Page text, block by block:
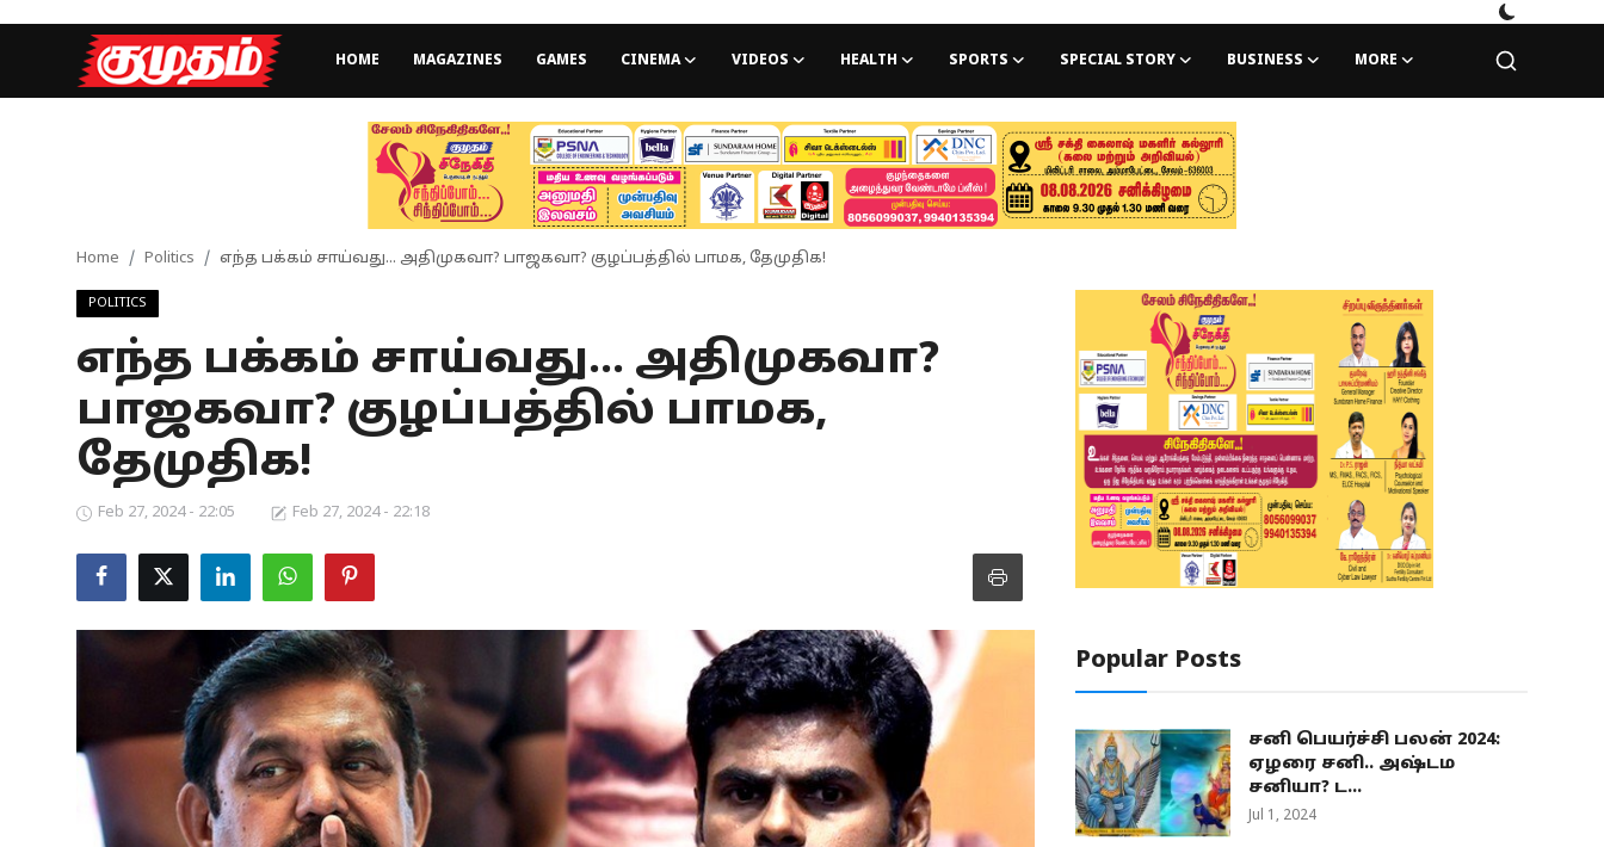
HOME MAGAZINES GAMES CINEMA VIDEOS HEALTH SPORTS SPECIAL STORY BUSINESS MORE
Games
Special Story
Business
Astrology
Home Politics எந்த பக்கம் சாய்வது... அதிமுகவா? பாஜகவா? குழப்பத்தில் பாமக, தேமுதிக!
POLITICS
எந்த பக்கம் சாய்வது... அதிமுகவா?
பாஜகவா? குழப்பத்தில் பாமக,
தேமுதிக!
Feb 27, 2024 - 22:05 Feb 27, 2024 - 22:18
Popular Posts
சனி பெயர்ச்சி பலன் 2024:
ஏழரை சனி.. அஷ்டம
சனியா? ட...
Jul 1, 2024